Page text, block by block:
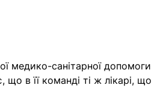
медико-санітарної допомоги
що в її команді ті ж лікарі, що